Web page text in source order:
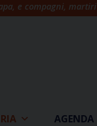
e compagni, martiri
AGENDA